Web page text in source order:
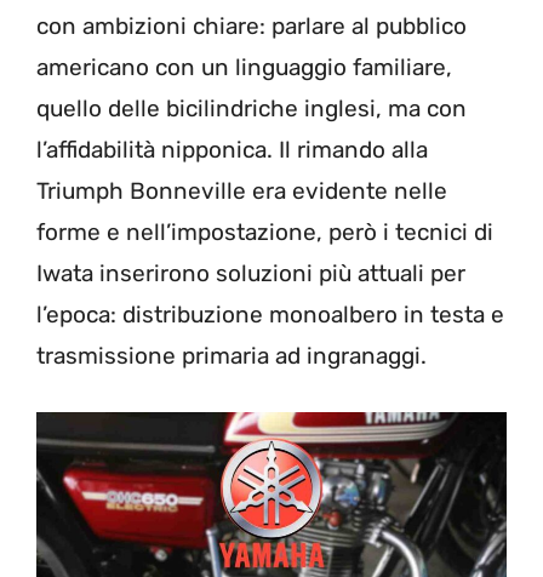
con ambizioni chiare: parlare al pubblico
americano con un linguaggio familiare,
quello delle bicilindriche inglesi, ma con
l’affidabilità nipponica. Il rimando alla
Triumph Bonneville era evidente nelle
forme e nell’impostazione, però i tecnici di
Iwata inserirono soluzioni più attuali per
l’epoca: distribuzione monoalbero in testa e
trasmissione primaria ad ingranaggi.